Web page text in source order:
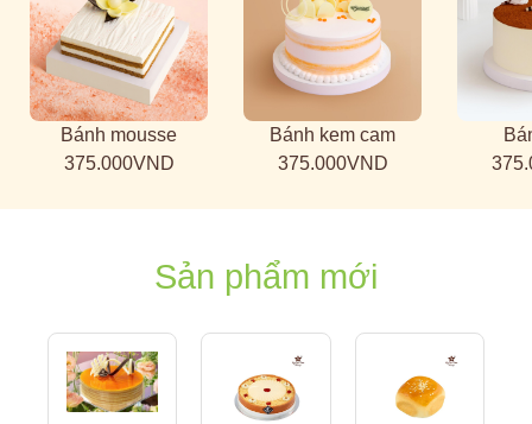
Bánh mousse
375.000VND
Bánh kem cam
375.000VND
Sản phẩm mới